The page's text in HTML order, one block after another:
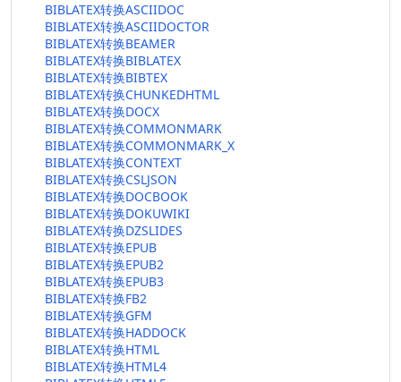
BIBLATEX转换ASCIIDOC
BIBLATEX转换ASCIIDOCTOR
BIBLATEX转换BEAMER
BIBLATEX转换BIBLATEX
BIBLATEX转换BIBTEX
BIBLATEX转换CHUNKEDHTML
BIBLATEX转换DOCX
BIBLATEX转换COMMONMARK
BIBLATEX转换COMMONMARK_X
BIBLATEX转换CONTEXT
BIBLATEX转换CSLJSON
BIBLATEX转换DOCBOOK
BIBLATEX转换DOKUWIKI
BIBLATEX转换DZSLIDES
BIBLATEX转换EPUB
BIBLATEX转换EPUB2
BIBLATEX转换EPUB3
BIBLATEX转换FB2
BIBLATEX转换GFM
BIBLATEX转换HADDOCK
BIBLATEX转换HTML
BIBLATEX转换HTML4